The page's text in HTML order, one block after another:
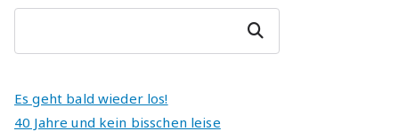
n
ti
v
Suchen
Es geht bald wieder los!
40 Jahre und kein bisschen leise